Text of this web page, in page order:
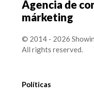
Agencia de
márketing
© 2014 - 2026
All rights reserved.
Políticas